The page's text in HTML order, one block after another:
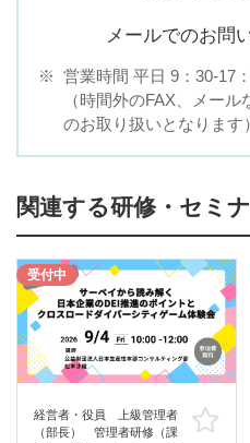
メールでのお問
※ 営業時間 平日 9：30-17
（時間外のFAX、メー
のお取り扱いとなります）
関連する研修・セミ
受付中
経営者・役員 上級管理者
（部長） 管理者研修（課
お